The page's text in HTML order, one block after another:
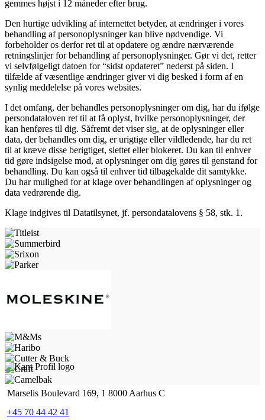
gemmes højst i 12 måneder efter brug.
Den hurtige udvikling af internettet betyder, at ændringer i vores
behandling af personoplysninger kan blive nødvendige. Vi
forbeholder os derfor ret til at opdatere og ændre nærværende
retningslinjer for behandling af personoplysninger. Gør vi det, retter
vi selvfølgeligt datoen for “sidst opdateret” nederst på siden. I
tilfælde af væsentlige ændringer giver vi dig besked i form af en
synlig meddelelse på vores websites.
I det omfang, der behandles personoplysninger om dig, har du ifølge
persondataloven ret til at få oplyst, hvilke personoplysninger, der
kan henføres til dig. Såfremt det viser sig, at de oplysninger eller
data, der behandles om dig, er urigtige eller vildledende, har du ret
til at kræve disse berigtiget, slettet eller blokeret. Du kan til enhver
tid gøre indsigelse mod, at oplysninger om dig gøres til genstand for
behandling. Du kan også til enhver tid tilbagekalde dit samtykke.
Du har mulighed for at klage over behandlingen af oplysninger og
data vedrørende dig.
Klage indgives til Datatilsynet, jf. persondatalovens § 58, stk. 1.
Marselis Boulevard 169, 1 8000 Aarhus C
+45 70 44 42 41